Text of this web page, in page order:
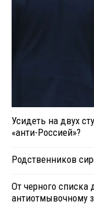
Усидеть на двух
«анти-Россией»?
Родственников
От черного списка
антиотмывочному